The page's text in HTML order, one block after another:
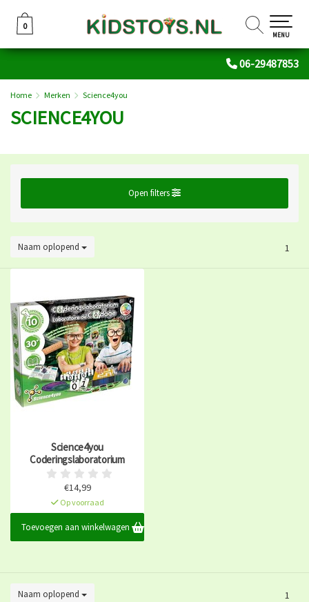
06-29487853
0
0
MENU
Home Merken Science4you
SCIENCE4YOU
Open filters
Naam oplopend 1
Science4you
Coderingslaboratorium
€14,99
Op voorraad
Toevoegen aan winkelwagen
Naam oplopend 1